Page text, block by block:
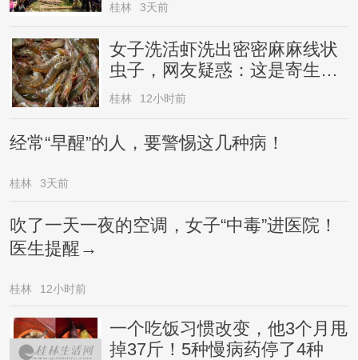
桂林 3天前
女子洗活虾洗出密密麻麻线状
虫子，网友疑惑：这是寄生虫
还是虾崽？医生提醒→
桂林 12小时前
经常“早醒”的人，要警惕这几种病！
桂林 3天前
吹了一天一夜的空调，女子“中毒”进医院！
医生提醒→
桂林 12小时前
一个吃饭习惯改变，他3个月甩
掉37斤！5种慢病药停了4种